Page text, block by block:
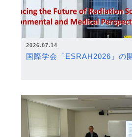
2026.07.14
国際学会「ESRAH2026」の